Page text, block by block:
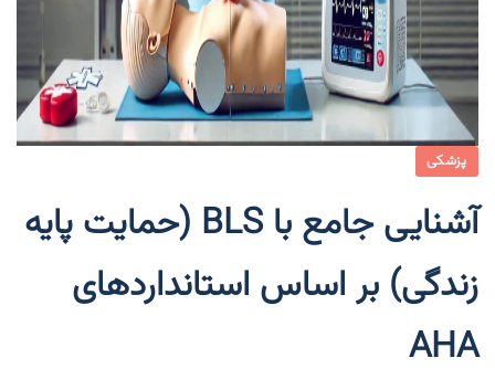
پزشکی
آشنایی جامع با BLS (حمایت پایه
زندگی) بر اساس استانداردهای
AHA